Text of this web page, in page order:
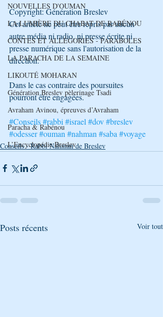
NOUVELLES D'OUMAN
LA LUMIÈRE DU CHABAT DE RABÉNOU
CONTES ET ALLÉGORIES - PARABOLES
LA PARACHA DE LA SEMAINE
LIKOUTÉ MOHARAN
Génération Breslev pèlerinage Tsadi
Avraham Avinou, épreuves d’Avraham
Paracha & Rabénou
L’Encyclopédie Breslev
Copyright: Génération Breslev
Cet article ne peut être repris par aucun
autre média ni radio, ni presse écrite ni
presse numérique sans l'autorisation de la
direction.
Dans le cas contraire des poursuites
pourront être engagées.
#Conseils#rabbi #israel #dov#breslev
#odesser#ouman #nahman #saba #voyage
Conseils - Rabbi Nahman de Breslev
Posts récents Voir tout